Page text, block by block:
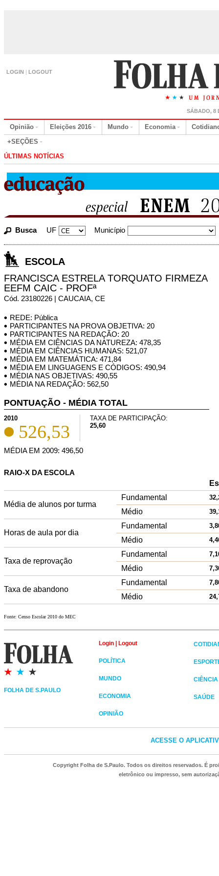
LOGIN | LOGOUT
SÁBADO, 8
Opinião Eleições 2016 Mundo Economia
+SEÇÕES
ÚLTIMAS NOTÍCIAS
Busca UF Município
ESCOLA
FRANCISCA ESTRELA TORQUATO FIRMEZA
EEFM CAIC - PROFª
Cód. 23180226 | CAUCAIA, CE
REDE: Pública
PARTICIPANTES NA PROVA OBJETIVA: 20
PARTICIPANTES NA REDAÇÃO: 20
MÉDIA EM CIÊNCIAS DA NATUREZA: 478,35
MÉDIA EM CIÊNCIAS HUMANAS: 521,07
MÉDIA EM MATEMÁTICA: 471,84
MÉDIA EM LINGUAGENS E CÓDIGOS: 490,94
MÉDIA NAS OBJETIVAS: 490,55
MÉDIA NA REDAÇÃO: 562,50
PONTUAÇÃO - MÉDIA TOTAL
2010
526,53
TAXA DE PARTICIPAÇÃO:
25,60
MÉDIA EM 2009: 496,50
RAIO-X DA ESCOLA
Média de alunos por turma
Fundamental
Médio
Horas de aula por dia
Fundamental
Médio
Taxa de reprovação
Fundamental
Médio
Taxa de abandono
Fundamental
Médio
Fonte: Censo Escolar 2010 do MEC
FOLHA DE S.PAULO
Login Logout
POLÍTICA
MUNDO
ECONOMIA
OPINIÃO
CIÊNCIA
SAÚDE
ACESSE O
Copyright Folha de S.Paulo. Todos os direitos reservados. É
eletrônico ou impresso, sem